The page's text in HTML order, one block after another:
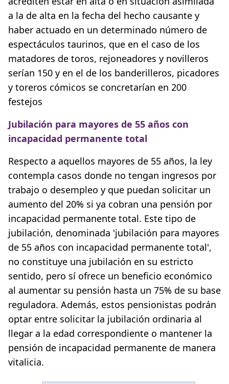
a la de alta en la fecha del hecho causante y
haber actuado en un determinado número de
espectáculos taurinos, que en el caso de los
matadores de toros, rejoneadores y novilleros
serían 150 y en el de los banderilleros, picadores
y toreros cómicos se concretarían en 200
festejos
Jubilación para mayores de 55 años con
incapacidad permanente total
Respecto a aquellos mayores de 55 años, la ley
contempla casos donde no tengan ingresos por
trabajo o desempleo y que puedan solicitar un
aumento del 20% si ya cobran una pensión por
incapacidad permanente total. Este tipo de
jubilación, denominada 'jubilación para mayores
de 55 años con incapacidad permanente total',
no constituye una jubilación en su estricto
sentido, pero sí ofrece un beneficio económico
al aumentar su pensión hasta un 75% de su base
reguladora. Además, estos pensionistas podrán
optar entre solicitar la jubilación ordinaria al
llegar a la edad correspondiente o mantener la
pensión de incapacidad permanente de manera
vitalicia.